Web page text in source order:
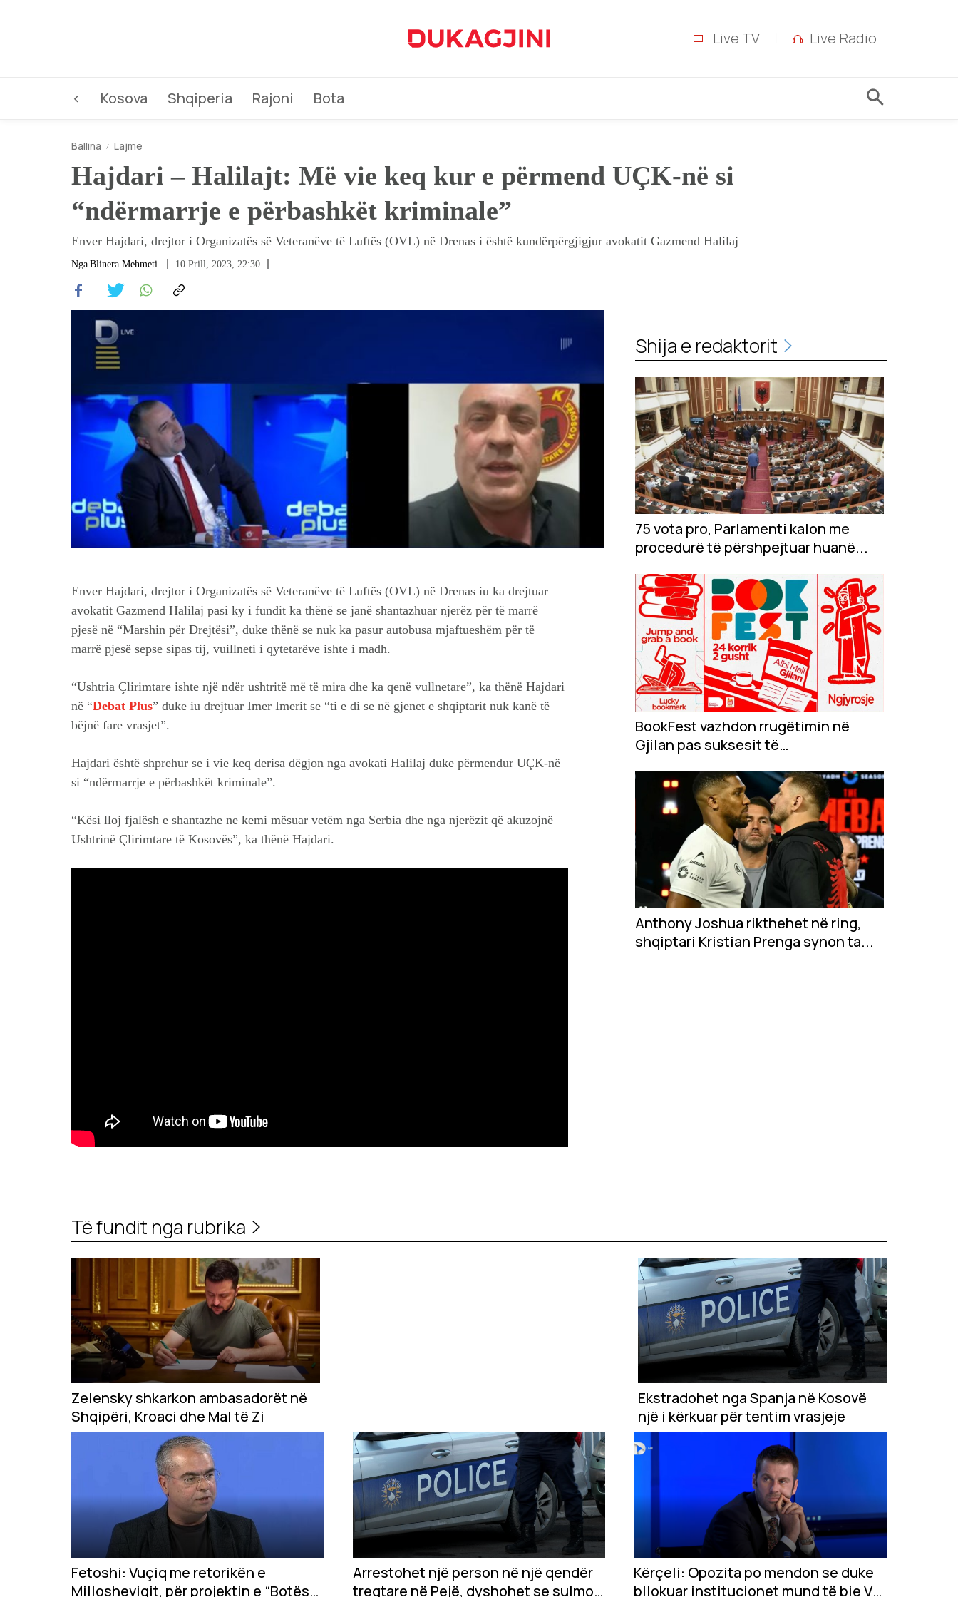
Live TV Live Radio
< Kosova Shqiperia Rajoni Bota
Ballina Lajme
Hajdari – Halilajt: Më vie keq kur e përmend UÇK-në si
“ndërmarrje e përbashkët kriminale”
Enver Hajdari, drejtor i Organizatës së Veteranëve të Luftës (OVL) në Drenas i është kundërpërgjigjur avokatit Gazmend Halilaj
Nga Blinera Mehmeti 10 Prill, 2023, 22:30
Enver Hajdari, drejtor i Organizatës së Veteranëve të Luftës (OVL) në Drenas iu ka drejtuar
avokatit Gazmend Halilaj pasi ky i fundit ka thënë se janë shantazhuar njerëz për të marrë
pjesë në “Marshin për Drejtësi”, duke thënë se nuk ka pasur autobusa mjaftueshëm për të
marrë pjesë sepse sipas tij, vuillneti i qytetarëve ishte i madh.
“Ushtria Çlirimtare ishte një ndër ushtritë më të mira dhe ka qenë vullnetare”, ka thënë Hajdari
në “Debat Plus” duke iu drejtuar Imer Imerit se “ti e di se në gjenet e shqiptarit nuk kanë të
bëjnë fare vrasjet”.
Hajdari është shprehur se i vie keq derisa dëgjon nga avokati Halilaj duke përmendur UÇK-në
si “ndërmarrje e përbashkët kriminale”.
“Kësi lloj fjalësh e shantazhe ne kemi mësuar vetëm nga Serbia dhe nga njerëzit që akuzojnë
Ushtrinë Çlirimtare të Kosovës”, ka thënë Hajdari.
Shija e redaktorit
75 vota pro, Parlamenti kalon me
procedurë të përshpejtuar huanë...
BookFest vazhdon rrugëtimin në
Gjilan pas suksesit të
Anthony Joshua rikthehet në ring,
shqiptari Kristian Prenga synon ta...
Të fundit nga rubrika
Zelensky shkarkon ambasadorët në
Shqipëri, Kroaci dhe Mal të Zi
Ekstradohet nga Spanja në Kosovë
një i kërkuar për tentim vrasjeje
Fetoshi: Vuçiq me retorikën e
Millosheviqit, për projektin e “Botës
Arrestohet një person në një qendër
tregtare në Pejë, dyshohet se sulmoi
Kërçeli: Opozita po mendon se duke
bllokuar institucionet mund të bie VV-